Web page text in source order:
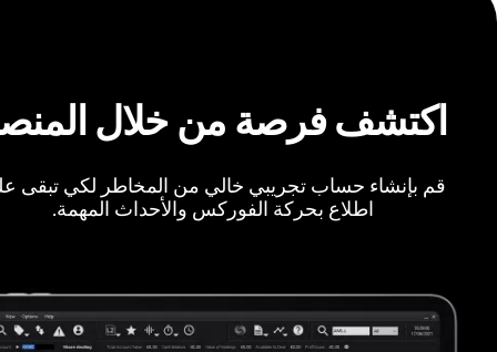
اكتشف فرصة من خلال
قم بإنشاء حساب تجريبي خالي من المخاطر لكي تبقى
اطلاع بحركة الفوركس والأحداث المهمة.